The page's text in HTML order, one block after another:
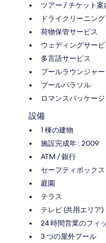
ツアー / チケット案
ドライクリーニン
荷物保管サービス
ウェディングサービ
多言語サービス
プールラウンジャー
プールパラソル
ロマンスパッケージ
設備
1 棟の建物
施設完成年 : 2009
ATM / 銀行
セーフティボック
庭園
テラス
テレビ (共用エリア)
24 時間営業のフィ
3 つの屋外プール